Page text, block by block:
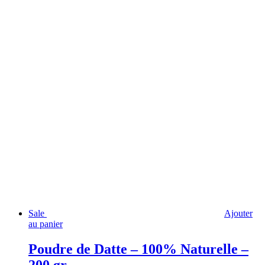
Sale
Ajouter
au panier
Poudre de Datte – 100% Naturelle –